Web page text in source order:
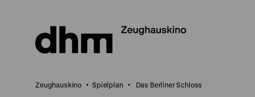
Seiteninhalt
springen
Zeughauskino Spielplan Das Berliner Schloss